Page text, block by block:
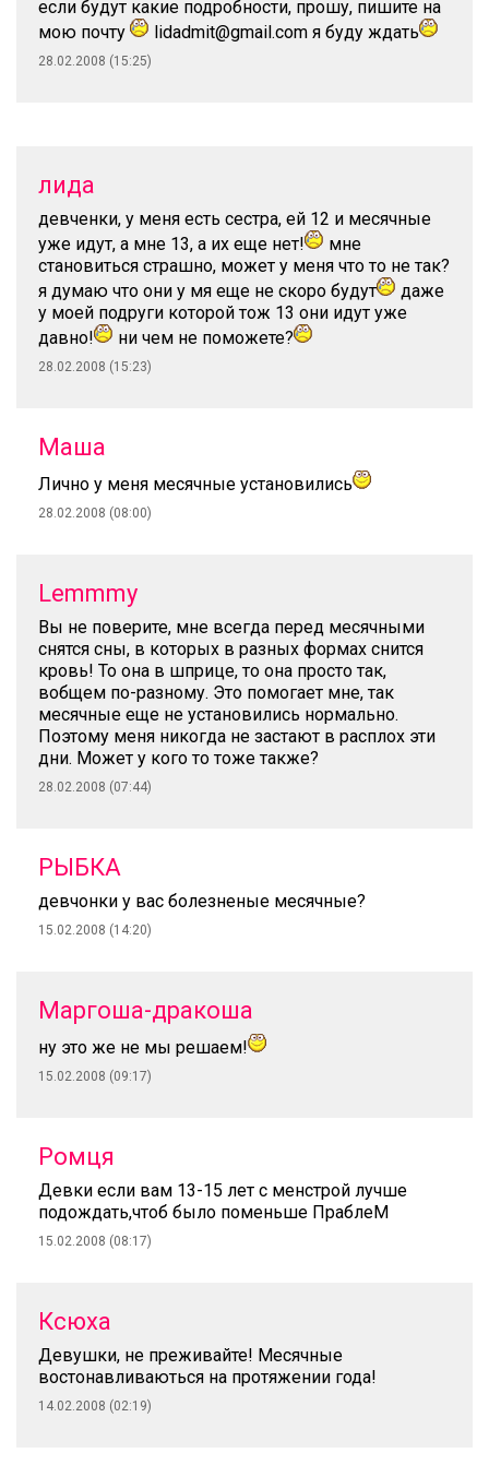
если будут какие подробности, прошу, пишите на
мою почту
lidadmit@gmail.com я буду ждать
28.02.2008 (15:25)
лида
девченки, у меня есть сестра, ей 12 и месячные
уже идут, а мне 13, а их еще нет!
мне
становиться страшно, может у меня что то не так?
я думаю что они у мя еще не скоро будут
даже
у моей подруги которой тож 13 они идут уже
давно!
ни чем не поможете?
28.02.2008 (15:23)
Маша
Лично у меня месячные установились
28.02.2008 (08:00)
Lemmmy
Вы не поверите, мне всегда перед месячными
снятся сны, в которых в разных формах снится
кровь! То она в шприце, то она просто так,
вобщем по-разному. Это помогает мне, так
месячные еще не установились нормально.
Поэтому меня никогда не застают в расплох эти
дни. Может у кого то тоже также?
28.02.2008 (07:44)
РЫБКА
девчонки у вас болезненые месячные?
15.02.2008 (14:20)
Маргоша-дракоша
ну это же не мы решаем!
15.02.2008 (09:17)
Ромця
Девки если вам 13-15 лет с менстрой лучше
подождать,чтоб было поменьше ПраблеМ
15.02.2008 (08:17)
Ксюха
Девушки, не преживайте! Месячные
востонавливаються на протяжении года!
14.02.2008 (02:19)